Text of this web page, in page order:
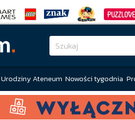
Urodziny Ateneum Nowości tygodnia